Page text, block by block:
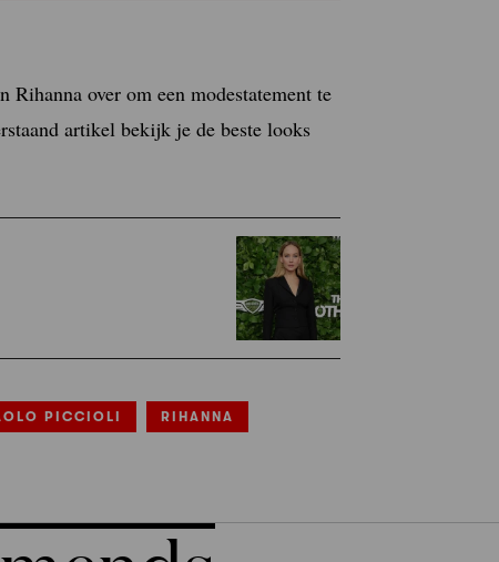
over om een modestatement te
artikel bekijk je de beste looks
PICCIOLI RIHANNA